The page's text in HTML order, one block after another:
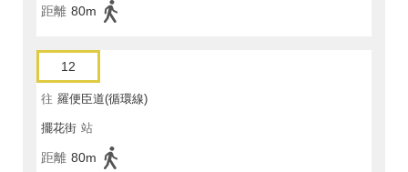
距離 80m
12
往 羅便臣道(循環線)
擺花街 站
距離 80m